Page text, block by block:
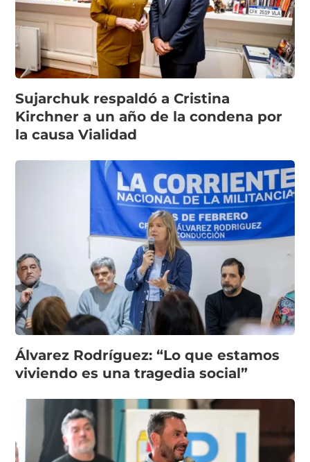
Sujarchuk respaldó a Cristina
Kirchner a un año de la condena por
la causa Vialidad
Álvarez Rodríguez: “Lo que estamos
viviendo es una tragedia social”